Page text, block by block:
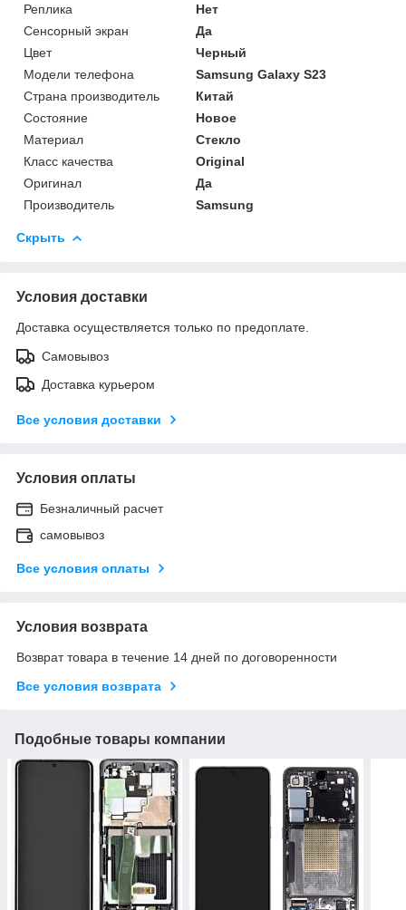
Реплика
Нет
Сенсорный экран
Да
Цвет
Черный
Модели телефона
Samsung Galaxy S23
Страна производитель
Китай
Состояние
Новое
Материал
Стекло
Класс качества
Original
Оригинал
Да
Производитель
Samsung
Скрыть
Условия доставки
Доставка осуществляется только по предоплате.
Самовывоз
Доставка курьером
Все условия доставки
Условия оплаты
Безналичный расчет
самовывоз
Все условия оплаты
Условия возврата
Возврат товара в течение 14 дней по договоренности
Все условия возврата
Подобные товары компании